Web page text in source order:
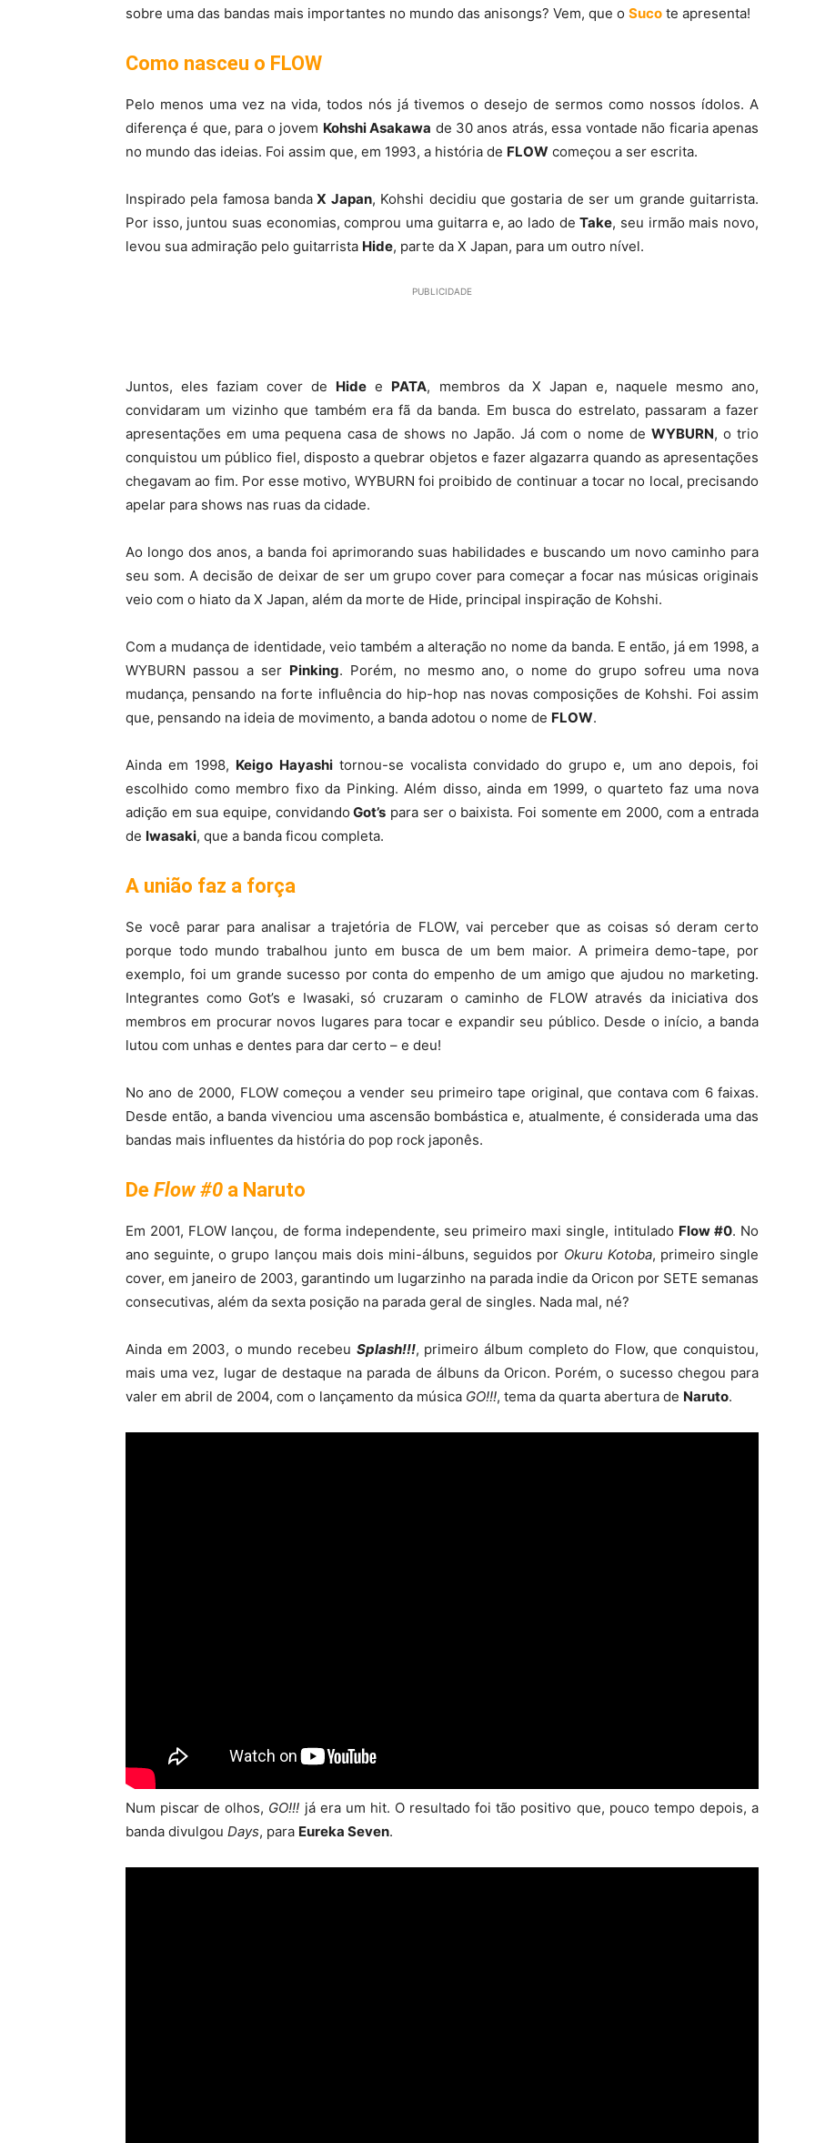
sobre uma das bandas mais importantes no mundo das anisongs? Vem, que o Suco te apresenta!
Como nasceu o FLOW
Pelo menos uma vez na vida, todos nós já tivemos o desejo de sermos como nossos ídolos. A
diferença é que, para o jovem Kohshi Asakawa de 30 anos atrás, essa vontade não ficaria apenas
no mundo das ideias. Foi assim que, em 1993, a história de FLOW começou a ser escrita.
Inspirado pela famosa banda X Japan, Kohshi decidiu que gostaria de ser um grande guitarrista.
Por isso, juntou suas economias, comprou uma guitarra e, ao lado deTake, seu irmão mais novo,
levou sua admiração pelo guitarrista Hide, parte da X Japan, para um outro nível.
PUBLICIDADE
Juntos, eles faziam cover de Hide e PATA, membros da X Japan e, naquele mesmo ano,
convidaram um vizinho que também era fã da banda. Em busca do estrelato, passaram a fazer
apresentações em uma pequena casa de shows no Japão. Já com o nome de WYBURN, o trio
conquistou um público fiel, disposto a quebrar objetos e fazer algazarra quando as apresentações
chegavam ao fim. Por esse motivo, WYBURN foi proibido de continuar a tocar no local, precisando
apelar para shows nas ruas da cidade.
Ao longo dos anos, a banda foi aprimorando suas habilidades e buscando um novo caminho para
seu som. A decisão de deixar de ser um grupo cover para começar a focar nas músicas originais
veio com o hiato da X Japan, além da morte de Hide, principal inspiração de Kohshi.
Com a mudança de identidade, veio também a alteração no nome da banda. E então, já em 1998, a
WYBURN passou a ser Pinking. Porém, no mesmo ano, o nome do grupo sofreu uma nova
mudança, pensando na forte influência do hip-hop nas novas composições de Kohshi. Foi assim
que, pensando na ideia de movimento, a banda adotou o nome de FLOW.
Ainda em 1998, Keigo Hayashitornou-se vocalista convidado do grupo e, um ano depois, foi
escolhido como membro fixo da Pinking. Além disso, ainda em 1999, o quarteto faz uma nova
adição em sua equipe, convidando Got’s para ser o baixista. Foi somente em 2000, com a entrada
de Iwasaki, que a banda ficou completa.
A união faz a força
Se você parar para analisar a trajetória de FLOW, vai perceber que as coisas só deram certo
porque todo mundo trabalhou junto em busca de um bem maior. A primeira demo-tape, por
exemplo, foi um grande sucesso por conta do empenho de um amigo que ajudou no marketing.
Integrantes como Got’s e Iwasaki, só cruzaram o caminho de FLOW através da iniciativa dos
membros em procurar novos lugares para tocar e expandir seu público. Desde o início, a banda
lutou com unhas e dentes para dar certo – e deu!
No ano de 2000, FLOW começou a vender seu primeiro tape original, que contava com 6 faixas.
Desde então, a banda vivenciou uma ascensão bombástica e, atualmente, é considerada uma das
bandas mais influentes da história do pop rock japonês.
De Flow #0 a Naruto
Em 2001, FLOW lançou, de forma independente, seu primeiro maxi single, intitulado Flow #0. No
ano seguinte, o grupo lançou mais dois mini-álbuns, seguidos por Okuru Kotoba, primeiro single
cover, em janeiro de 2003, garantindo um lugarzinho na parada indie da Oricon por SETE semanas
consecutivas, além da sexta posição na parada geral de singles. Nada mal, né?
Ainda em 2003, o mundo recebeu Splash!!!, primeiro álbum completo do Flow, que conquistou,
mais uma vez, lugar de destaque na parada de álbuns da Oricon. Porém, o sucesso chegou para
valer em abril de 2004, com o lançamento da música GO!!!, tema da quarta abertura de Naruto.
Num piscar de olhos, GO!!! já era um hit. O resultado foi tão positivo que, pouco tempo depois, a
banda divulgou Days, para Eureka Seven.